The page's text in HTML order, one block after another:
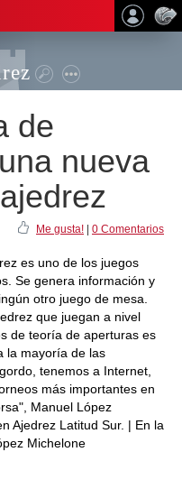
de
nueva
Me gusta! 0 Comentarios
es uno de los juegos
Se genera información y
otro juego de mesa.
que juegan a nivel
de teoría de aperturas es
la mayoría de las
tenemos a Internet,
más importantes en
Manuel López
Ajedrez Latitud Sur. | En la
Michelone